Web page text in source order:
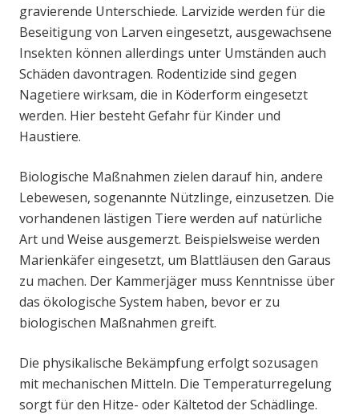
gravierende Unterschiede. Larvizide werden für die
Beseitigung von Larven eingesetzt, ausgewachsene
Insekten können allerdings unter Umständen auch
Schäden davontragen. Rodentizide sind gegen
Nagetiere wirksam, die in Köderform eingesetzt
werden. Hier besteht Gefahr für Kinder und
Haustiere.
Biologische Maßnahmen zielen darauf hin, andere
Lebewesen, sogenannte Nützlinge, einzusetzen. Die
vorhandenen lästigen Tiere werden auf natürliche
Art und Weise ausgemerzt. Beispielsweise werden
Marienkäfer eingesetzt, um Blattläusen den Garaus
zu machen. Der Kammerjäger muss Kenntnisse über
das ökologische System haben, bevor er zu
biologischen Maßnahmen greift.
Die physikalische Bekämpfung erfolgt sozusagen
mit mechanischen Mitteln. Die Temperaturregelung
sorgt für den Hitze- oder Kältetod der Schädlinge.